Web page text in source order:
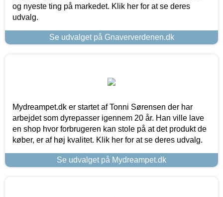
og nyeste ting på markedet. Klik her for at se deres
udvalg.
Se udvalget på Gnaververdenen.dk
Mydreampet.dk er startet af Tonni Sørensen der har
arbejdet som dyrepasser igennem 20 år. Han ville lave
en shop hvor forbrugeren kan stole på at det produkt de
køber, er af høj kvalitet. Klik her for at se deres udvalg.
Se udvalget på Mydreampet.dk